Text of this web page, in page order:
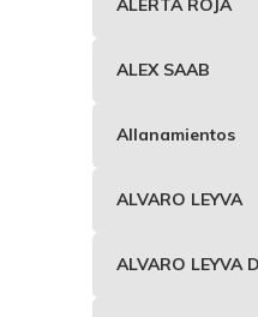
ALERTA ROJA
ALEX SAAB
Allanamientos
ALVARO LEYVA
ALVARO LEYVA